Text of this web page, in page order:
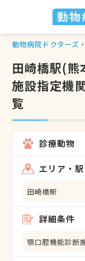
動物病院ドクターズ
田崎橋駅(熊
施設指定機
覧
診療動物
エリア・駅
田崎橋駅
詳細条件
顎口腔機能診断